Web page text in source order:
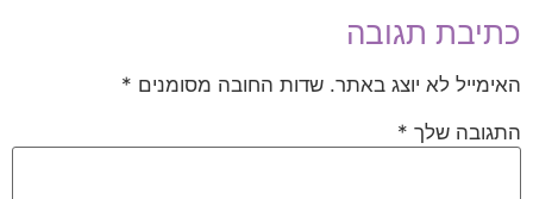
כתיבת תגובה
האימייל לא יוצג באתר. שדות החובה מסומנים *
התגובה שלך *